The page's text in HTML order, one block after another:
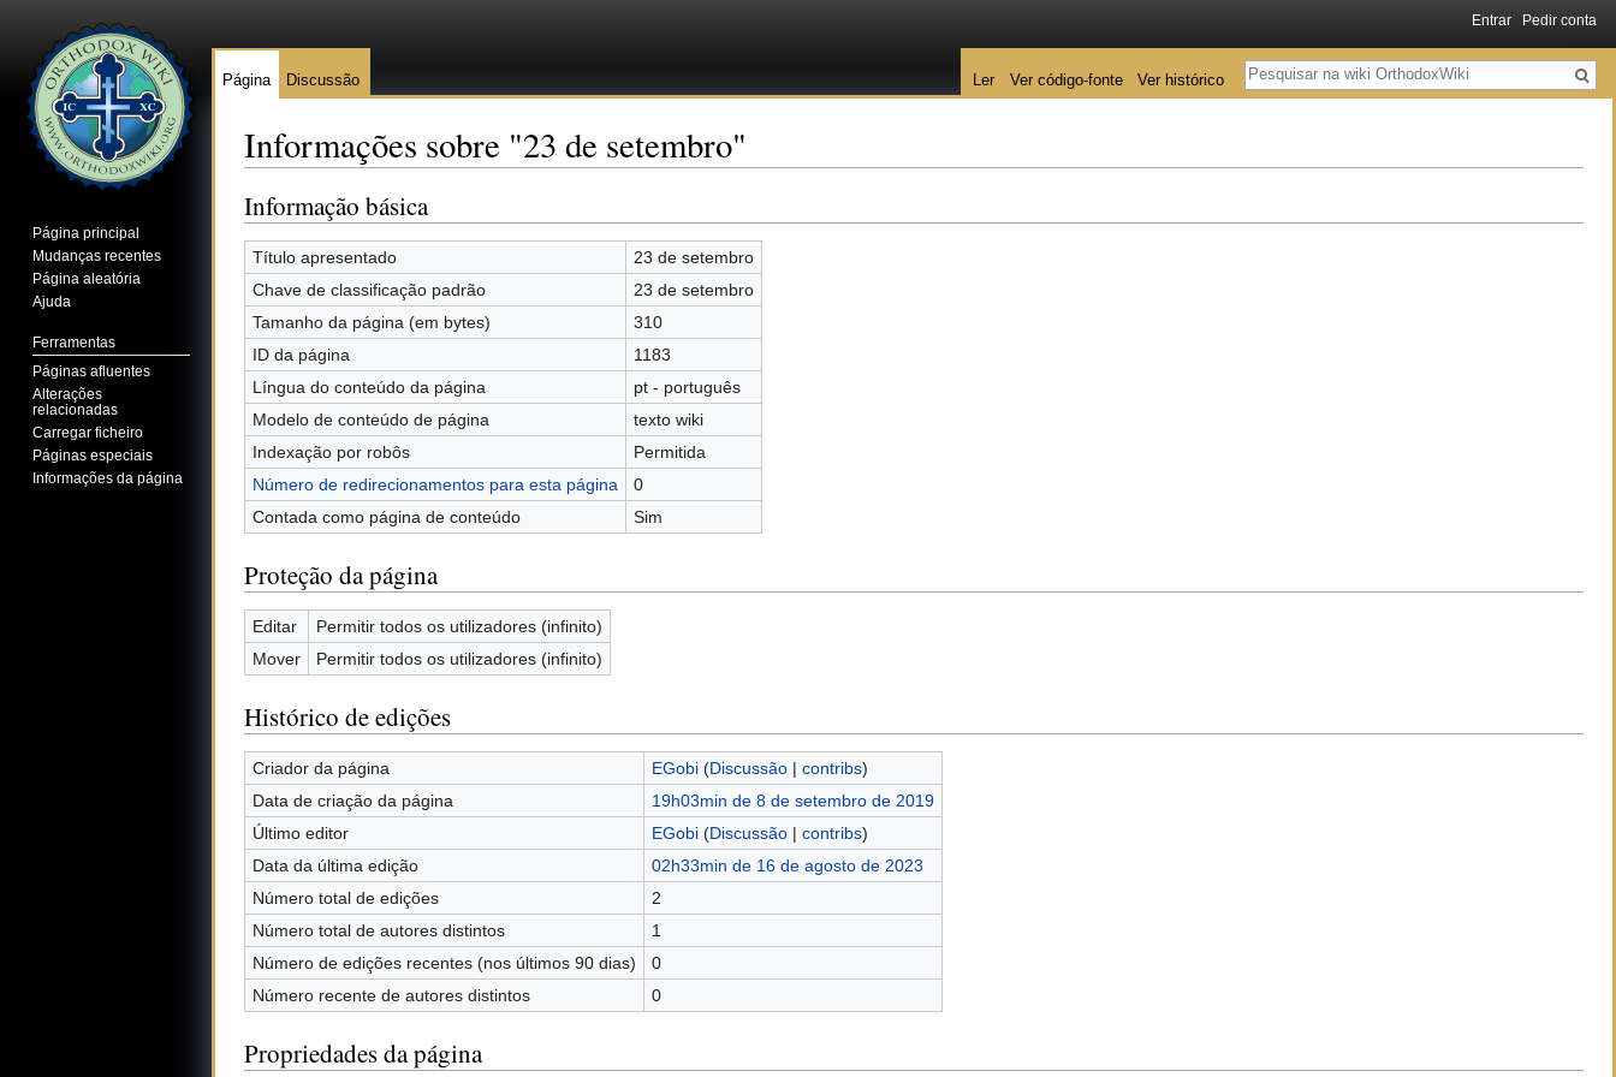
Informações sobre "23 de setembro"
Informação básica
Título apresentado
23 de setembro
Chave de classificação padrão
23 de setembro
Tamanho da página (em bytes)
310
ID da página
1183
Língua do conteúdo da página
pt - português
Modelo de conteúdo de página
texto wiki
Indexação por robôs
Permitida
Número de redirecionamentos para esta página
0
Contada como página de conteúdo
Sim
Proteção da página
Editar
Permitir todos os utilizadores (infinito)
Mover
Permitir todos os utilizadores (infinito)
Histórico de edições
Criador da página EGobi (Discussão| contribs)
Data de criação da página
19h03min de 8 de setembro de 2019
Último editor
EGobi (Discussão| contribs)
Data da última edição
02h33min de 16 de agosto de 2023
Número total de edições
2
Número total de autores distintos
1
Número de edições recentes (nos últimos 90 dias)
0
Número recente de autores distintos
0
Propriedades da página
Entrar Pedir conta
Página Discussão Ler Ver código-fonte Ver histórico
Pesquisa
Página principal
Mudanças recentes
Página aleatória
Ajuda
Ferramentas
Páginas afluentes
Alterações
relacionadas
Carregar ficheiro
Páginas especiais
Informações da página